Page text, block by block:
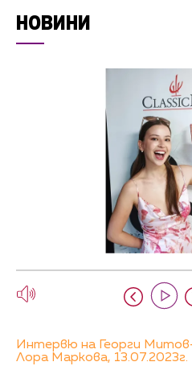
НОВИНИ
Интервю на Георги
Лора Маркова, 13.07.2023г.